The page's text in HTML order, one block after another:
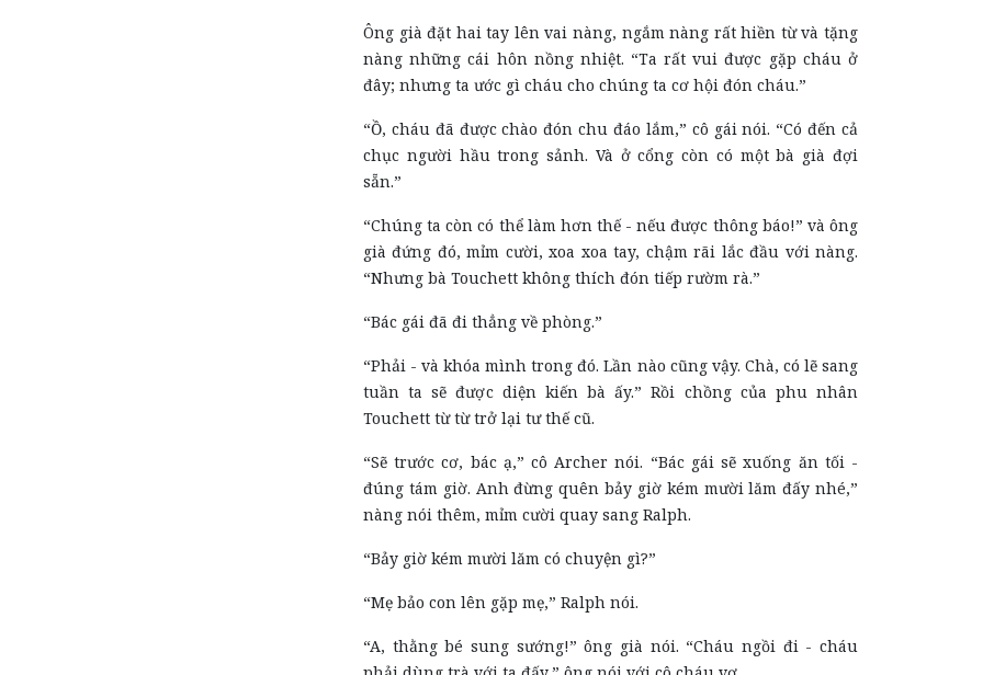
Ông già đặt hai tay lên vai nàng, ngắm nàng rất hiền từ và tặng
nàng những cái hôn nồng nhiệt. “Ta rất vui được gặp cháu ở
đây; nhưng ta ước gì cháu cho chúng ta cơ hội đón cháu.”
“Ồ, cháu đã được chào đón chu đáo lắm,” cô gái nói. “Có đến cả
chục người hầu trong sảnh. Và ở cổng còn có một bà già đợi
sẵn.”
“Chúng ta còn có thể làm hơn thế - nếu được thông báo!” và ông
già đứng đó, mỉm cười, xoa xoa tay, chậm rãi lắc đầu với nàng.
“Nhưng bà Touchett không thích đón tiếp rườm rà.”
“Bác gái đã đi thẳng về phòng.”
“Phải - và khóa mình trong đó. Lần nào cũng vậy. Chà, có lẽ sang
tuần ta sẽ được diện kiến bà ấy.” Rồi chồng của phu nhân
Touchett từ từ trở lại tư thế cũ.
“Sẽ trước cơ, bác ạ,” cô Archer nói. “Bác gái sẽ xuống ăn tối -
đúng tám giờ. Anh đừng quên bảy giờ kém mười lăm đấy nhé,”
nàng nói thêm, mỉm cười quay sang Ralph.
“Bảy giờ kém mười lăm có chuyện gì?”
“Mẹ bảo con lên gặp mẹ,” Ralph nói.
“A, thằng bé sung sướng!” ông già nói. “Cháu ngồi đi - cháu